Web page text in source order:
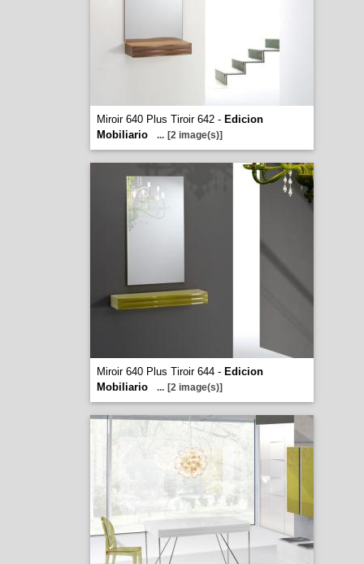
Miroir 640 Plus Tiroir 642 - Edicion
Mobiliario
... [2 image(s)]
Miroir 640 Plus Tiroir 644 - Edicion
Mobiliario
... [2 image(s)]